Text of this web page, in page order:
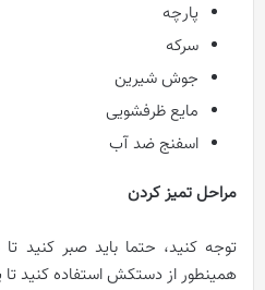
پارچه
سرکه
جوش شیرین
مایع ظرفشویی
اسفنج ضد آب
مراحل تميز کردن
توجه کنید، حتما باید صبر
همینطور از دستکش استفاده کنید